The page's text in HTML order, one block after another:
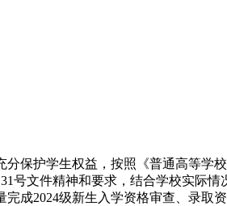
保护学生权益，按照《普通高等学
号文件精神和要求，结合学校实际
成2024级新生入学资格审查、录取资